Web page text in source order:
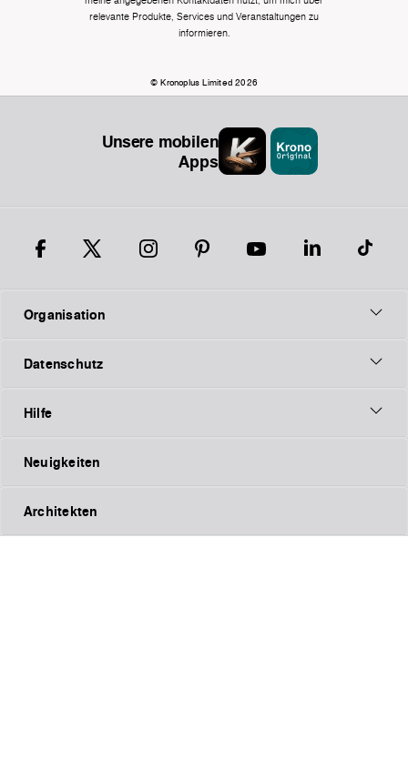
relevante Produkte, Services und Veranstaltungen zu
informieren.
© Kronoplus Limited 2026
Unsere mobilen
Apps
Organisation
Datenschutz
Hilfe
Neuigkeiten
Architekten